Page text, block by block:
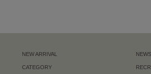
NEW ARRIVAL
CATEGORY
NEWS